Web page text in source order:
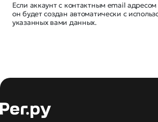
Если аккаунт с контактным email адресом
он будет создан автоматически с
указанных вами данных.